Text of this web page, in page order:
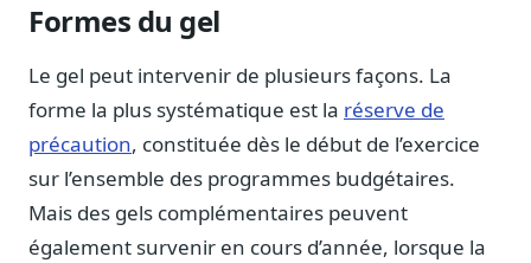
Cabinets, DRI, consultants en lobbying
Affaires réglementaires
Fédérations & plaidoyer
Parlementaires
Préparez vos interventions et amendements
Formes du gel
Le gel peut intervenir de plusieurs façons. La
forme la plus systématique est la réserve de
précaution, constituée dès le début de l’exercice
sur l’ensemble des programmes budgétaires.
Mais des gels complémentaires peuvent
également survenir en cours d’année, lorsque la